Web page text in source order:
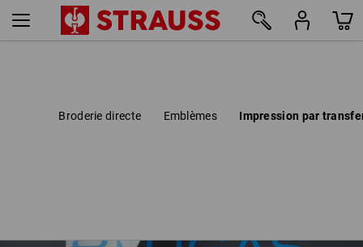
Broderie directe Emblèmes Impression par